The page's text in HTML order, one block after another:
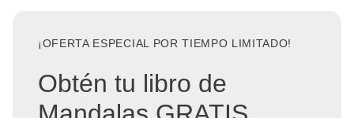
¡OFERTA ESPECIAL POR TIEMPO LIMITADO!
Obtén tu libro de